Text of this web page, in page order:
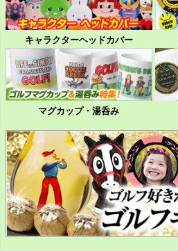
キャラクターヘッドカバー
マグカップ・湯呑み